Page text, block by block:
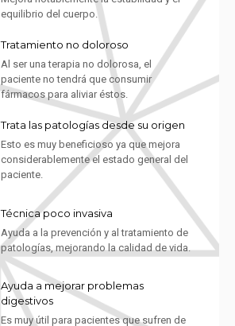
equilibrio del cuerpo.
Tratamiento no doloroso
Al ser una terapia no dolorosa, el
paciente no tendrá que consumir
fármacos para aliviar éstos.
Trata las patologías desde su origen
Esto es muy beneficioso ya que mejora
considerablemente el estado general del
paciente.
Técnica poco invasiva
Ayuda a la prevención y al tratamiento de
patologías, mejorando la calidad de vida.
Ayuda a mejorar problemas
digestivos
Es muy útil para pacientes que sufren de